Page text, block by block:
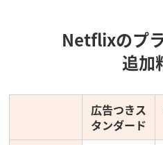
Netflixのプ
追加
広告つきス
タンダード